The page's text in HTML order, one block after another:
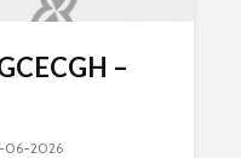
–
06-2026